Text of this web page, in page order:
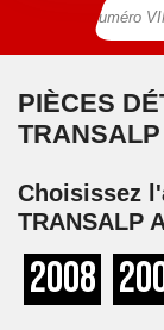
PIÈCES
Choisissez
TRANSALP
2008